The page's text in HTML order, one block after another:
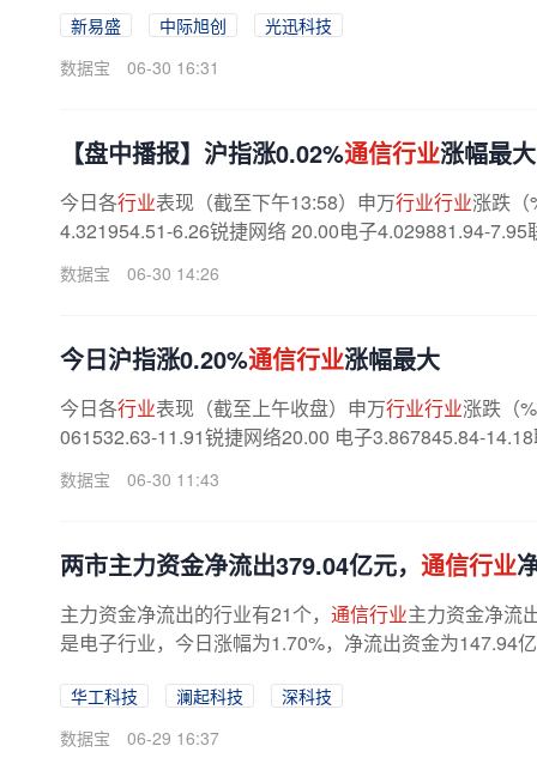
新易盛 中际旭创
光迅科技
数据宝
06-30 16:31
【盘中播报】沪指涨0.02%通信行业涨幅最大
今日各行业表现（截至下午13:58）申万行业行业涨跌（
4.321954.51-6.26锐捷网络 20.00电子4.029881.94-
数据宝 06-30 14:26
今日沪指涨0.20%通信行业涨幅最大
今日各行业表现（截至上午收盘）申万行业行业涨跌（
061532.63-11.91锐捷网络20.00 电子3.867845.84-
数据宝 06-30 11:43
两市主力资金净流出379.04亿元， 通信行业
主力资金净流出的行业有21个， 通信行业主力资金净流
是电子行业，今日涨幅为1.70%，净流出资金为147.94
华工科技 澜起科技
深科技
数据宝
06-29 16:37